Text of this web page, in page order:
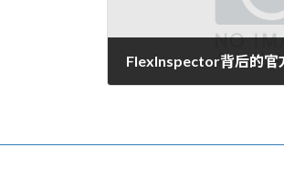
FlexInspector背后的官